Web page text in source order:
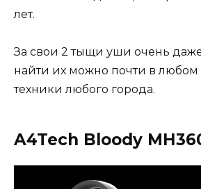
лет.
За свои 2 тыщи уши очень
найти их можно почти в любом
техники любого города.
A4Tech Bloody